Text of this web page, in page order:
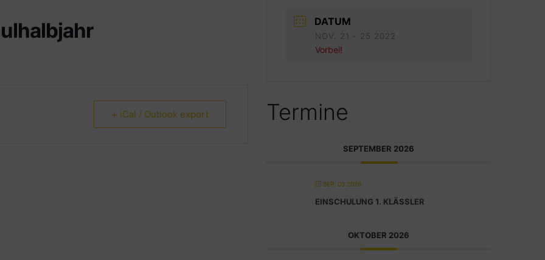
+ iCal / Outlook export
DATUM
NOV. 21 - 25 2022
Vorbei!
Termine
SEPTEMBER 2026
SEP. 03 2026
EINSCHULUNG 1. KLÄSSLER
OKTOBER 2026